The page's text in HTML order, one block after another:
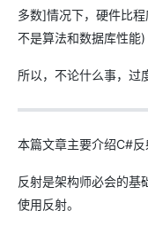
多数]情况下，硬件比
不是算法和数据库性能)
所以，不论什么事，过
本篇文章主要介绍C#反
反射是架构师必会的基
使用反射。